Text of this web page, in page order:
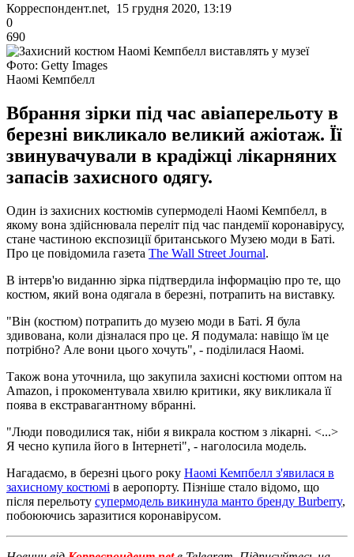
Корреспондент.net, 15 грудня 2020, 13:19
0
690
Фото: Getty Images
Наомі Кемпбелл
Вбрання зірки під час авіаперельоту в
березні викликало великий ажіотаж. Її
звинувачували в крадіжці лікарняних
запасів захисного одягу.
Один із захисних костюмів супермоделі Наомі Кемпбелл, в
якому вона здійснювала переліт під час пандемії коронавірусу,
стане частиною експозиції британського Музею моди в Баті.
Про це повідомила газета The Wall Street Journal.
В інтерв'ю виданню зірка підтвердила інформацію про те, що
костюм, який вона одягала в березні, потрапить на виставку.
"Він (костюм) потрапить до музею моди в Баті. Я була
здивована, коли дізналася про це. Я подумала: навіщо їм це
потрібно? Але вони цього хочуть", - поділилася Наомі.
Також вона уточнила, що закупила захисні костюми оптом на
Amazon, і прокоментувала хвилю критики, яку викликала її
поява в екстравагантному вбранні.
"Люди поводилися так, ніби я викрала костюм з лікарні. <...>
Я чесно купила його в Інтернеті", - наголосила модель.
Нагадаємо, в березні цього року Наомі Кемпбелл з'явилася в
захисному костюмі в аеропорту. Пізніше стало відомо, що
після перельоту супермодель викинула манто бренду Burberry,
побоюючись заразитися коронавірусом.